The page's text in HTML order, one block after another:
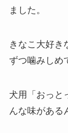
ました。
きなこ大好き
ずつ噛みしめ
犬用「おっと
んな味がある